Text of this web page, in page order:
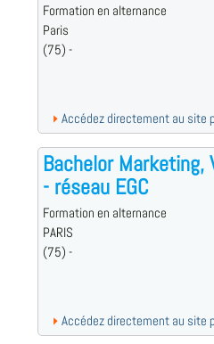
Formation en alternance
Paris
(75) -
Accédez directement au
Bachelor Marketing,
- réseau EGC
Formation en alternance
PARIS
(75) -
Accédez directement au